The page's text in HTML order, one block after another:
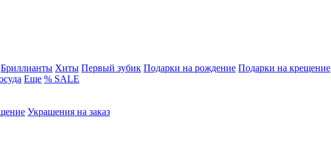
Бриллианты Хиты Первый зубик Подарки на рождение Подарки на крещение
Еще % SALE
Украшения на заказ